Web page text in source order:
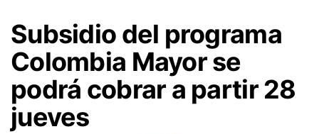
Subsidio del programa
Colombia Mayor se
podrá cobrar a partir 28
jueves